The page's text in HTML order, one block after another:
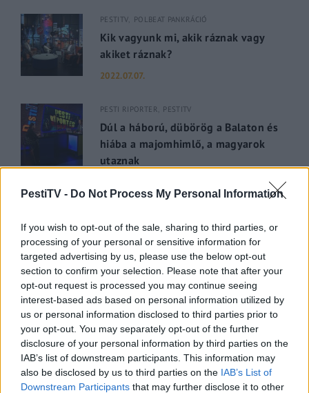
PestiTV - Do Not Process My Personal Information
If you wish to opt-out of the sale, sharing to third parties, or
processing of your personal or sensitive information for
targeted advertising by us, please use the below opt-out
section to confirm your selection. Please note that after your
opt-out request is processed you may continue seeing
interest-based ads based on personal information utilized by
us or personal information disclosed to third parties prior to
your opt-out. You may separately opt-out of the further
disclosure of your personal information by third parties on the
IAB’s list of downstream participants. This information may
also be disclosed by us to third parties on the IAB’s List of
Downstream Participants that may further disclose it to other
PESTITV POLBEAT PANKRÁCIÓ
Kik vagyunk mi, akik ráznak vagy
akiket ráznak?
2022.07.07.
PESTI RIPORTER PESTITV
Dúl a háború, dübörög a Balaton és
hiába a majomhimlő, a magyarok
utaznak
Kiderült Geszler Dorottya
szépségének titka
2022.05.31.
GERILLA BÁR PESTITV
Erdélyi turnéra indul a Sárik Péter
Trió
2022.05.31.